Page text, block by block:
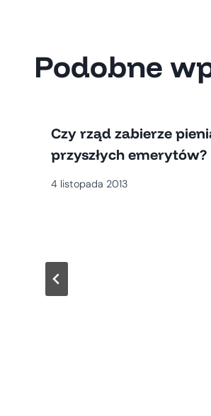
Podobne
Czy rząd zabierze
przyszłych emerytów?
4 listopada 2013